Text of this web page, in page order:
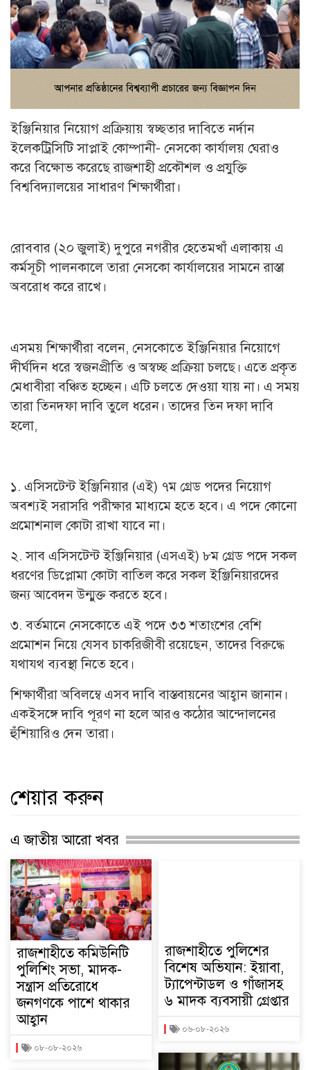
ইঞ্জিনিয়ার নিয়োগ প্রক্রিয়ায় স্বচ্ছতার দাবিতে নর্দান
ইলেকট্রিসিটি সাপ্লাই কোম্পানী- নেসকো কার্যালয় ঘেরাও
করে বিক্ষোভ করেছে রাজশাহী প্রকৌশল ও প্রযুক্তি
বিশ্ববিদ্যালয়ের সাধারণ শিক্ষার্থীরা।
রোববার (২০ জুলাই) দুপুরে নগরীর হেতেমখাঁ এলাকায় এ
কর্মসূচী পালনকালে তারা নেসকো কার্যালয়ের সামনে রাস্তা
অবরোধ করে রাখে।
এসময় শিক্ষার্থীরা বলেন, নেসকোতে ইঞ্জিনিয়ার নিয়োগে
দীর্ঘদিন ধরে স্বজনপ্রীতি ও অস্বচ্ছ প্রক্রিয়া চলছে। এতে প্রকৃত
মেধাবীরা বঞ্চিত হচ্ছেন। এটি চলতে দেওয়া যায় না। এ সময়
তারা তিনদফা দাবি তুলে ধরেন। তাদের তিন দফা দাবি
হলো,
১. এসিসটেন্ট ইঞ্জিনিয়ার (এই) ৭ম গ্রেড পদের নিয়োগ
অবশ্যই সরাসরি পরীক্ষার মাধ্যমে হতে হবে। এ পদে কোনো
প্রমোশনাল কোটা রাখা যাবে না।
২. সাব এসিসটেন্ট ইঞ্জিনিয়ার (এসএই) ৮ম গ্রেড পদে সকল
ধরণের ডিপ্লোমা কোটা বাতিল করে সকল ইঞ্জিনিয়ারদের
জন্য আবেদন উন্মুক্ত করতে হবে।
৩. বর্তমানে নেসকোতে এই পদে ৩৩ শতাংশের বেশি
প্রমোশন নিয়ে যেসব চাকরিজীবী রয়েছেন, তাদের বিরুদ্ধে
যথাযথ ব্যবস্থা নিতে হবে।
শিক্ষার্থীরা অবিলম্বে এসব দাবি বাস্তবায়নের আহ্বান জানান।
একইসঙ্গে দাবি পূরণ না হলে আরও কঠোর আন্দোলনের
হুঁশিয়ারিও দেন তারা।
শেয়ার করুন
এ জাতীয় আরো খবর
রাজশাহীতে কমিউনিটি
পুলিশিং সভা, মাদক-
সন্ত্রাস প্রতিরোধে
জনগণকে পাশে থাকার
আহ্বান
০৮-০৮-২০২৬
রাজশাহীতে পুলিশের
বিশেষ অভিযান: ইয়াবা,
ট্যাপেন্টাডল ও গাঁজাসহ
৬ মাদক ব্যবসায়ী গ্রেপ্তার
০৬-০৮-২০২৬